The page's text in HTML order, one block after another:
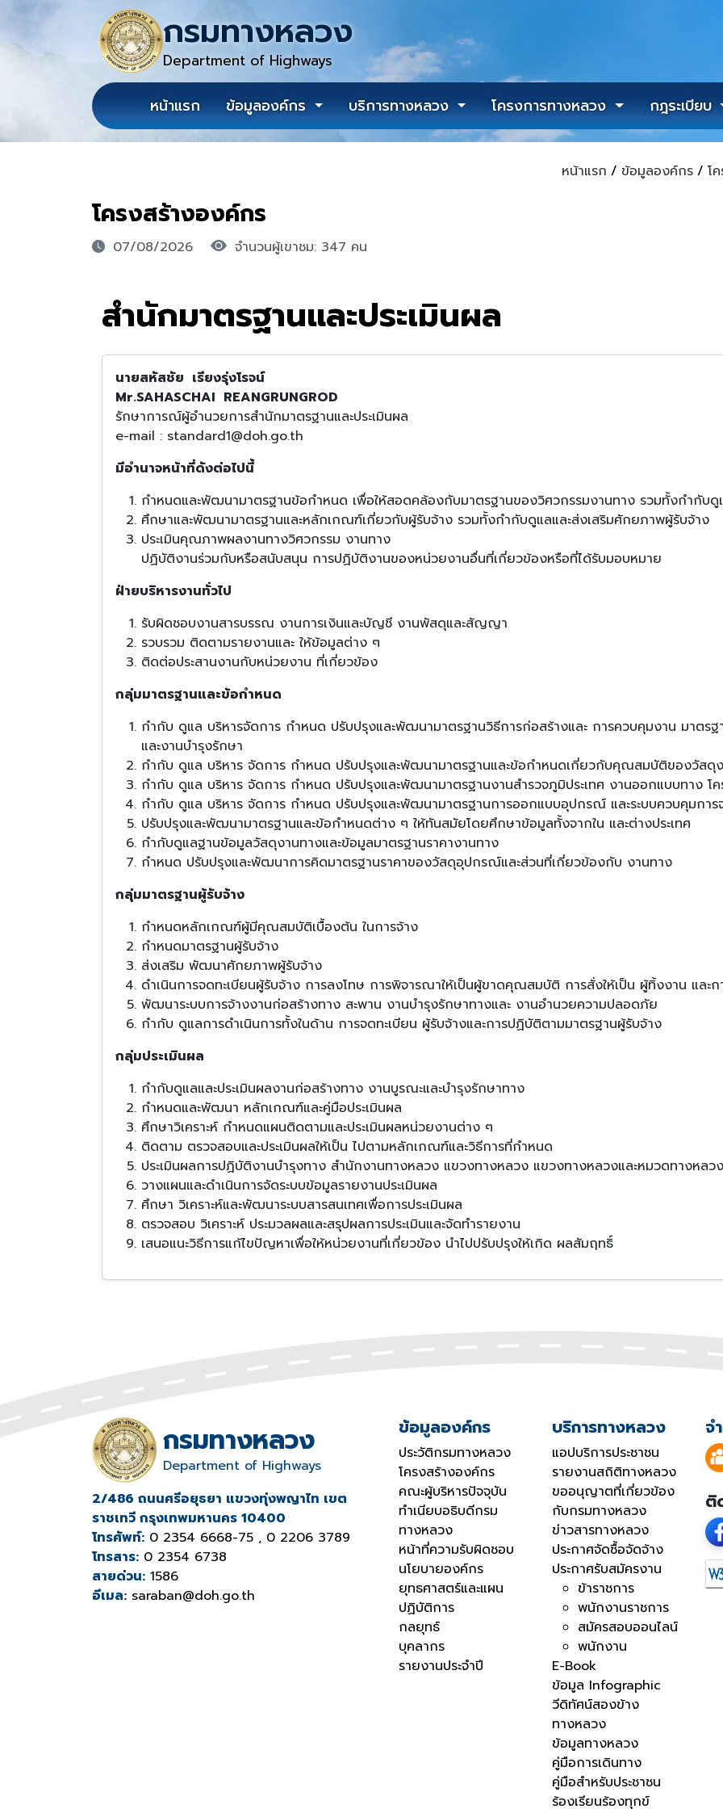
กรมทางหลวง
Department of Highways
หน้าแรก ข้อมูลองค์กร บริการทางหลวง โครงการทางหลวง กฎระเบียบ
หน้าแรก / ข้อมูลองค์กร / โ
โครงสร้างองค์กร
07/08/2026 จำนวนผู้เขาชม: 347 คน
สำนักมาตรฐานและประเมินผล
นายสหัสชัย เรียงรุ่งโรจน์
Mr.SAHASCHAI REANGRUNGROD
รักษาการณ์ผู้อำนวยการสำนักมาตรฐานและประเมินผล
e-mail : standard1@doh.go.th
มีอำนาจหน้าที่ดังต่อไปนี้
กำหนดและพัฒนามาตรฐานข้อกำหนด เพื่อให้สอดคล้องกับมาตรฐานของวิศวกรรมงานทาง รวมทั้งกำกับดู
ศึกษาและพัฒนามาตรฐานและหลักเกณฑ์เกี่ยวกับผู้รับจ้าง รวมทั้งกำกับดูแลและส่งเสริมศักยภาพผู้รับจ้าง
ประเมินคุณภาพผลงานทางวิศวกรรม งานทาง
ปฏิบัติงานร่วมกับหรือสนับสนุน การปฏิบัติงานของหน่วยงานอื่นที่เกี่ยวข้องหรือที่ได้รับมอบหมาย
ฝ่ายบริหารงานทั่วไป
รับผิดชอบงานสารบรรณ งานการเงินและบัญชี งานพัสดุและสัญญา
รวบรวม ติดตามรายงานและ ให้ข้อมูลต่าง ๆ
ติดต่อประสานงานกับหน่วยงาน ที่เกี่ยวข้อง
กลุ่มมาตรฐานและข้อกำหนด
กำกับ ดูแล บริหารจัดการ กำหนด ปรับปรุงและพัฒนามาตรฐานวิธีการก่อสร้างและ การควบคุมงาน มาตร
และงานบำรุงรักษา
กำกับ ดูแล บริหาร จัดการ กำหนด ปรับปรุงและพัฒนามาตรฐานและข้อกำหนดเกี่ยวกับคุณสมบัติของวัสดุ
กำกับ ดูแล บริหาร จัดการ กำหนด ปรับปรุงและพัฒนามาตรฐานงานสำรวจภูมิประเทศ งานออกแบบทาง โ
กำกับ ดูแล บริหาร จัดการ กำหนด ปรับปรุงและพัฒนามาตรฐานการออกแบบอุปกรณ์ และระบบควบคุมกา
ปรับปรุงและพัฒนามาตรฐานและข้อกำหนดต่าง ๆ ให้ทันสมัยโดยศึกษาข้อมูลทั้งจากใน และต่างประเทศ
กำกับดูแลฐานข้อมูลวัสดุงานทางและข้อมูลมาตรฐานราคางานทาง
กำหนด ปรับปรุงและพัฒนาการคิดมาตรฐานราคาของวัสดุอุปกรณ์และส่วนที่เกี่ยวข้องกับ งานทาง
กลุ่มมาตรฐานผู้รับจ้าง
กำหนดหลักเกณฑ์ผู้มีคุณสมบัติเบื้องต้น ในการจ้าง
กำหนดมาตรฐานผู้รับจ้าง
ส่งเสริม พัฒนาศักยภาพผู้รับจ้าง
ดำเนินการจดทะเบียนผู้รับจ้าง การลงโทษ การพิจารณาให้เป็นผู้ขาดคุณสมบัติ การสั่งให้เป็น ผู้ทิ้งงาน แ
พัฒนาระบบการจ้างงานก่อสร้างทาง สะพาน งานบำรุงรักษาทางและ งานอำนวยความปลอดภัย
กำกับ ดูแลการดำเนินการทั้งในด้าน การจดทะเบียน ผู้รับจ้างและการปฏิบัติตามมาตรฐานผู้รับจ้าง
กลุ่มประเมินผล
กำกับดูแลและประเมินผลงานก่อสร้างทาง งานบูรณะและบำรุงรักษาทาง
กำหนดและพัฒนา หลักเกณฑ์และคู่มือประเมินผล
ศึกษาวิเคราะห์ กำหนดแผนติดตามและประเมินผลหน่วยงานต่าง ๆ
ติดตาม ตรวจสอบและประเมินผลให้เป็น ไปตามหลักเกณฑ์และวิธีการที่กำหนด
ประเมินผลการปฏิบัติงานบำรุงทาง สำนักงานทางหลวง แขวงทางหลวง แขวงทางหลวงและหมวดทางหลวง
วางแผนและดำเนินการจัดระบบข้อมูลรายงานประเมินผล
ศึกษา วิเคราะห์และพัฒนาระบบสารสนเทศเพื่อการประเมินผล
ตรวจสอบ วิเคราะห์ ประมวลผลและสรุปผลการประเมินและจัดทำรายงาน
เสนอแนะวิธีการแก้ไขปัญหาเพื่อให้หน่วยงานที่เกี่ยวข้อง นำไปปรับปรุงให้เกิด ผลสัมฤทธิ์
กรมทางหลวง
Department of Highways
2/486 ถนนศรีอยุธยา แขวงทุ่งพญาไท เขต
ราชเทวี กรุงเทพมหานคร 10400
โทรศัพท์: 0 2354 6668-75 , 0 2206 3789
โทรสาร: 0 2354 6738
สายด่วน: 1586
อีเมล: saraban@doh.go.th
ข้อมูลองค์กร
ประวัติกรมทางหลวง
โครงสร้างองค์กร
คณะผู้บริหารปัจจุบัน
ทำเนียบอธิบดีกรม
ทางหลวง
หน้าที่ความรับผิดชอบ
นโยบายองค์กร
ยุทธศาสตร์และแผน
ปฏิบัติการ
กลยุทธ์
บุคลากร
รายงานประจำปี
บริการทางหลวง
แอปบริการประชาชน
รายงานสถิติทางหลวง
ขออนุญาตที่เกี่ยวข้อง
กับกรมทางหลวง
ข่าวสารทางหลวง
ประกาศจัดซื้อจัดจ้าง
ประกาศรับสมัครงาน
ข้าราชการ
พนักงานราชการ
สมัครสอบออนไลน์
พนักงาน
E-Book
ข้อมูล Infographic
วีดิทัศน์สองข้าง
ทางหลวง
ข้อมูลทางหลวง
คู่มือการเดินทาง
คู่มือสำหรับประชาชน
ร้องเรียนร้องทุกข์
จ
ติ